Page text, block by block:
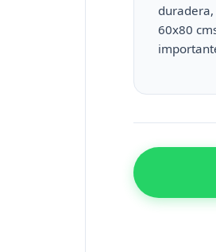
60x80